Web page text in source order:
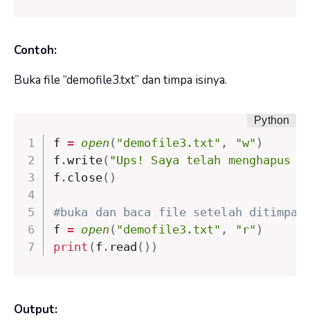
Contoh:
Buka file “demofile3.txt” dan timpa isinya.
f = open ( "demofile3.txt" , "w" )
f .write( "Ups! Saya telah menghapus
f . close( )
#buka dan baca file setelah ditimpa:
f = open ( "demofile3.txt" , "r" )
print ( f . read ( ) )
Output: